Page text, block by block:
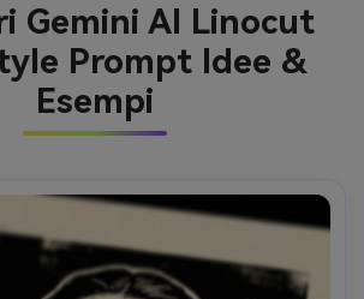
Gemini AI Linocut
Prompt Idee &
Esempi